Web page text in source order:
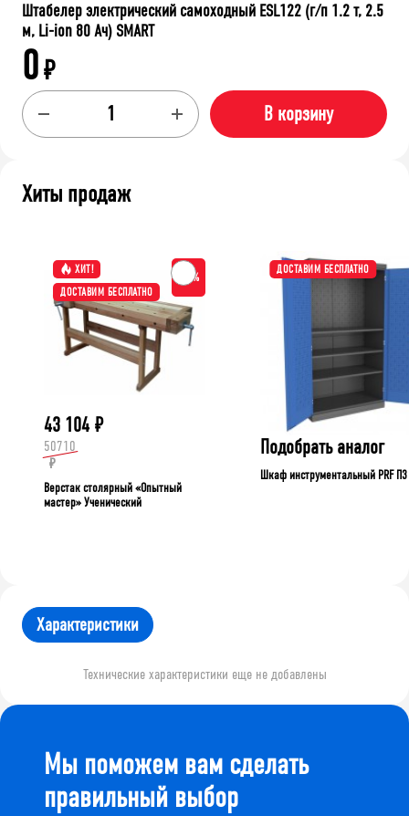
Штабелер электрический самоходный ESL122 (г/п 1.2 т, 2.5
м, Li-ion 80 Ач) SMART
0₽
В корзину
Хиты продаж
ХИТ!
ДОСТАВИМ БЕСПЛАТНО
-15%
43 104 ₽
50710
₽
Верстак столярный «Опытный
мастер» Ученический
ДОСТАВИМ БЕСПЛАТНО
Подобрать аналог
Шкаф инструментальный PRF П3
Характеристики
Технические характеристики еще не добавлены
Мы поможем вам сделать
правильный выбор